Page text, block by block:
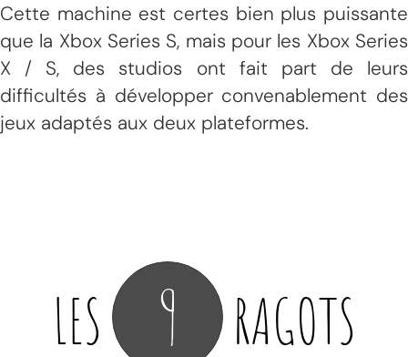
Cette machine est certes bien plus puissante
que la Xbox Series S, mais pour les Xbox Series
X / S, des studios ont fait part de leurs
difficultés à développer convenablement des
jeux adaptés aux deux plateformes.
LES 9 RAGOTS